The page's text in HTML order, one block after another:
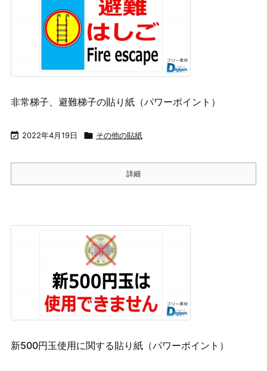
非常梯子、避難梯子の貼り紙（パワーポイント）
 2022年4月19日  その他の貼紙
詳細
新500円玉使用に関する貼り紙（パワーポイント）